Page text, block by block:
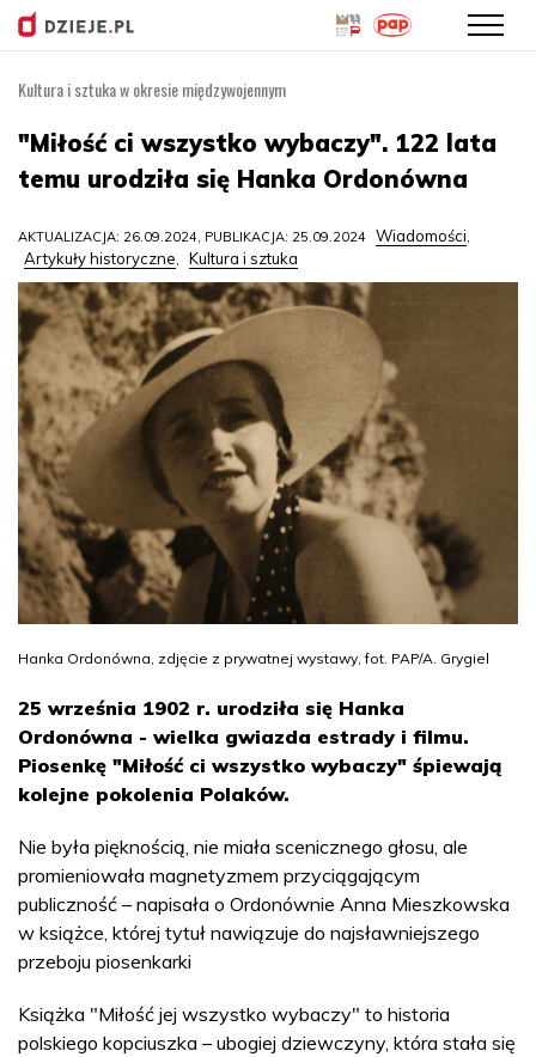
Przejdź
treści
Kultura i sztuka w okresie międzywojennym
"Miłość ci wszystko wybaczy". 122 lata
temu urodziła się Hanka Ordonówna
AKTUALIZACJA: 26.09.2024, PUBLIKACJA: 25.09.2024 Wiadomości,
Artykuły historyczne, Kultura i sztuka
Hanka Ordonówna, zdjęcie z prywatnej wystawy, fot. PAP/A. Grygiel
25 września 1902 r. urodziła się Hanka
Ordonówna - wielka gwiazda estrady i filmu.
Piosenkę "Miłość ci wszystko wybaczy" śpiewają
kolejne pokolenia Polaków.
Nie była pięknością, nie miała scenicznego głosu, ale
promieniowała magnetyzmem przyciągającym
publiczność – napisała o Ordonównie Anna Mieszkowska
w książce, której tytuł nawiązuje do najsławniejszego
przeboju piosenkarki
Książka "Miłość jej wszystko wybaczy" to historia
polskiego kopciuszka – ubogiej dziewczyny, która stała się